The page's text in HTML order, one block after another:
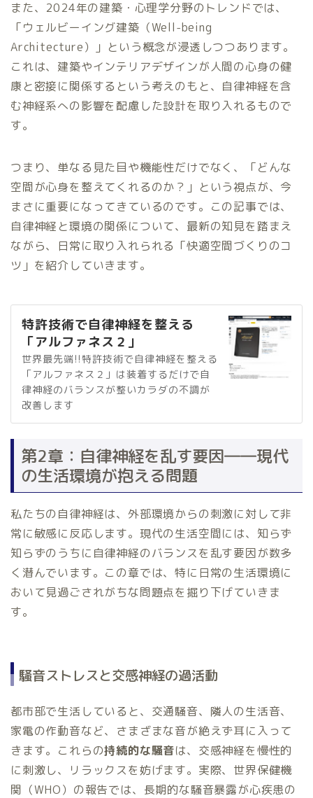
また、2024年の建築・心理学分野のトレンドでは、
「ウェルビーイング建築（Well-being
Architecture）」という概念が浸透しつつあります。
これは、建築やインテリアデザインが人間の心身の健
康と密接に関係するという考えのもと、自律神経を含
む神経系への影響を配慮した設計を取り入れるもので
す。
つまり、単なる見た目や機能性だけでなく、「どんな
空間が心身を整えてくれるのか？」という視点が、今
まさに重要になってきているのです。この記事では、
自律神経と環境の関係について、最新の知見を踏まえ
ながら、日常に取り入れられる「快適空間づくりのコ
ツ」を紹介していきます。
特許技術で自律神経を整える
「アルファネス２」
世界最先端!!特許技術で自律神経を整える
「アルファネス２」は装着するだけで自
律神経のバランスが整いカラダの不調が
改善します
第2章：自律神経を乱す要因――現代
の生活環境が抱える問題
私たちの自律神経は、外部環境からの刺激に対して非
常に敏感に反応します。現代の生活空間には、知らず
知らずのうちに自律神経のバランスを乱す要因が数多
く潜んでいます。この章では、特に日常の生活環境に
おいて見過ごされがちな問題点を掘り下げていきま
す。
騒音ストレスと交感神経の過活動
都市部で生活していると、交通騒音、隣人の生活音、
家電の作動音など、さまざまな音が絶えず耳に入って
きます。これらの持続的な騒音は、交感神経を慢性的
に刺激し、リラックスを妨げます。実際、世界保健機
関（WHO）の報告では、長期的な騒音暴露が心疾患の